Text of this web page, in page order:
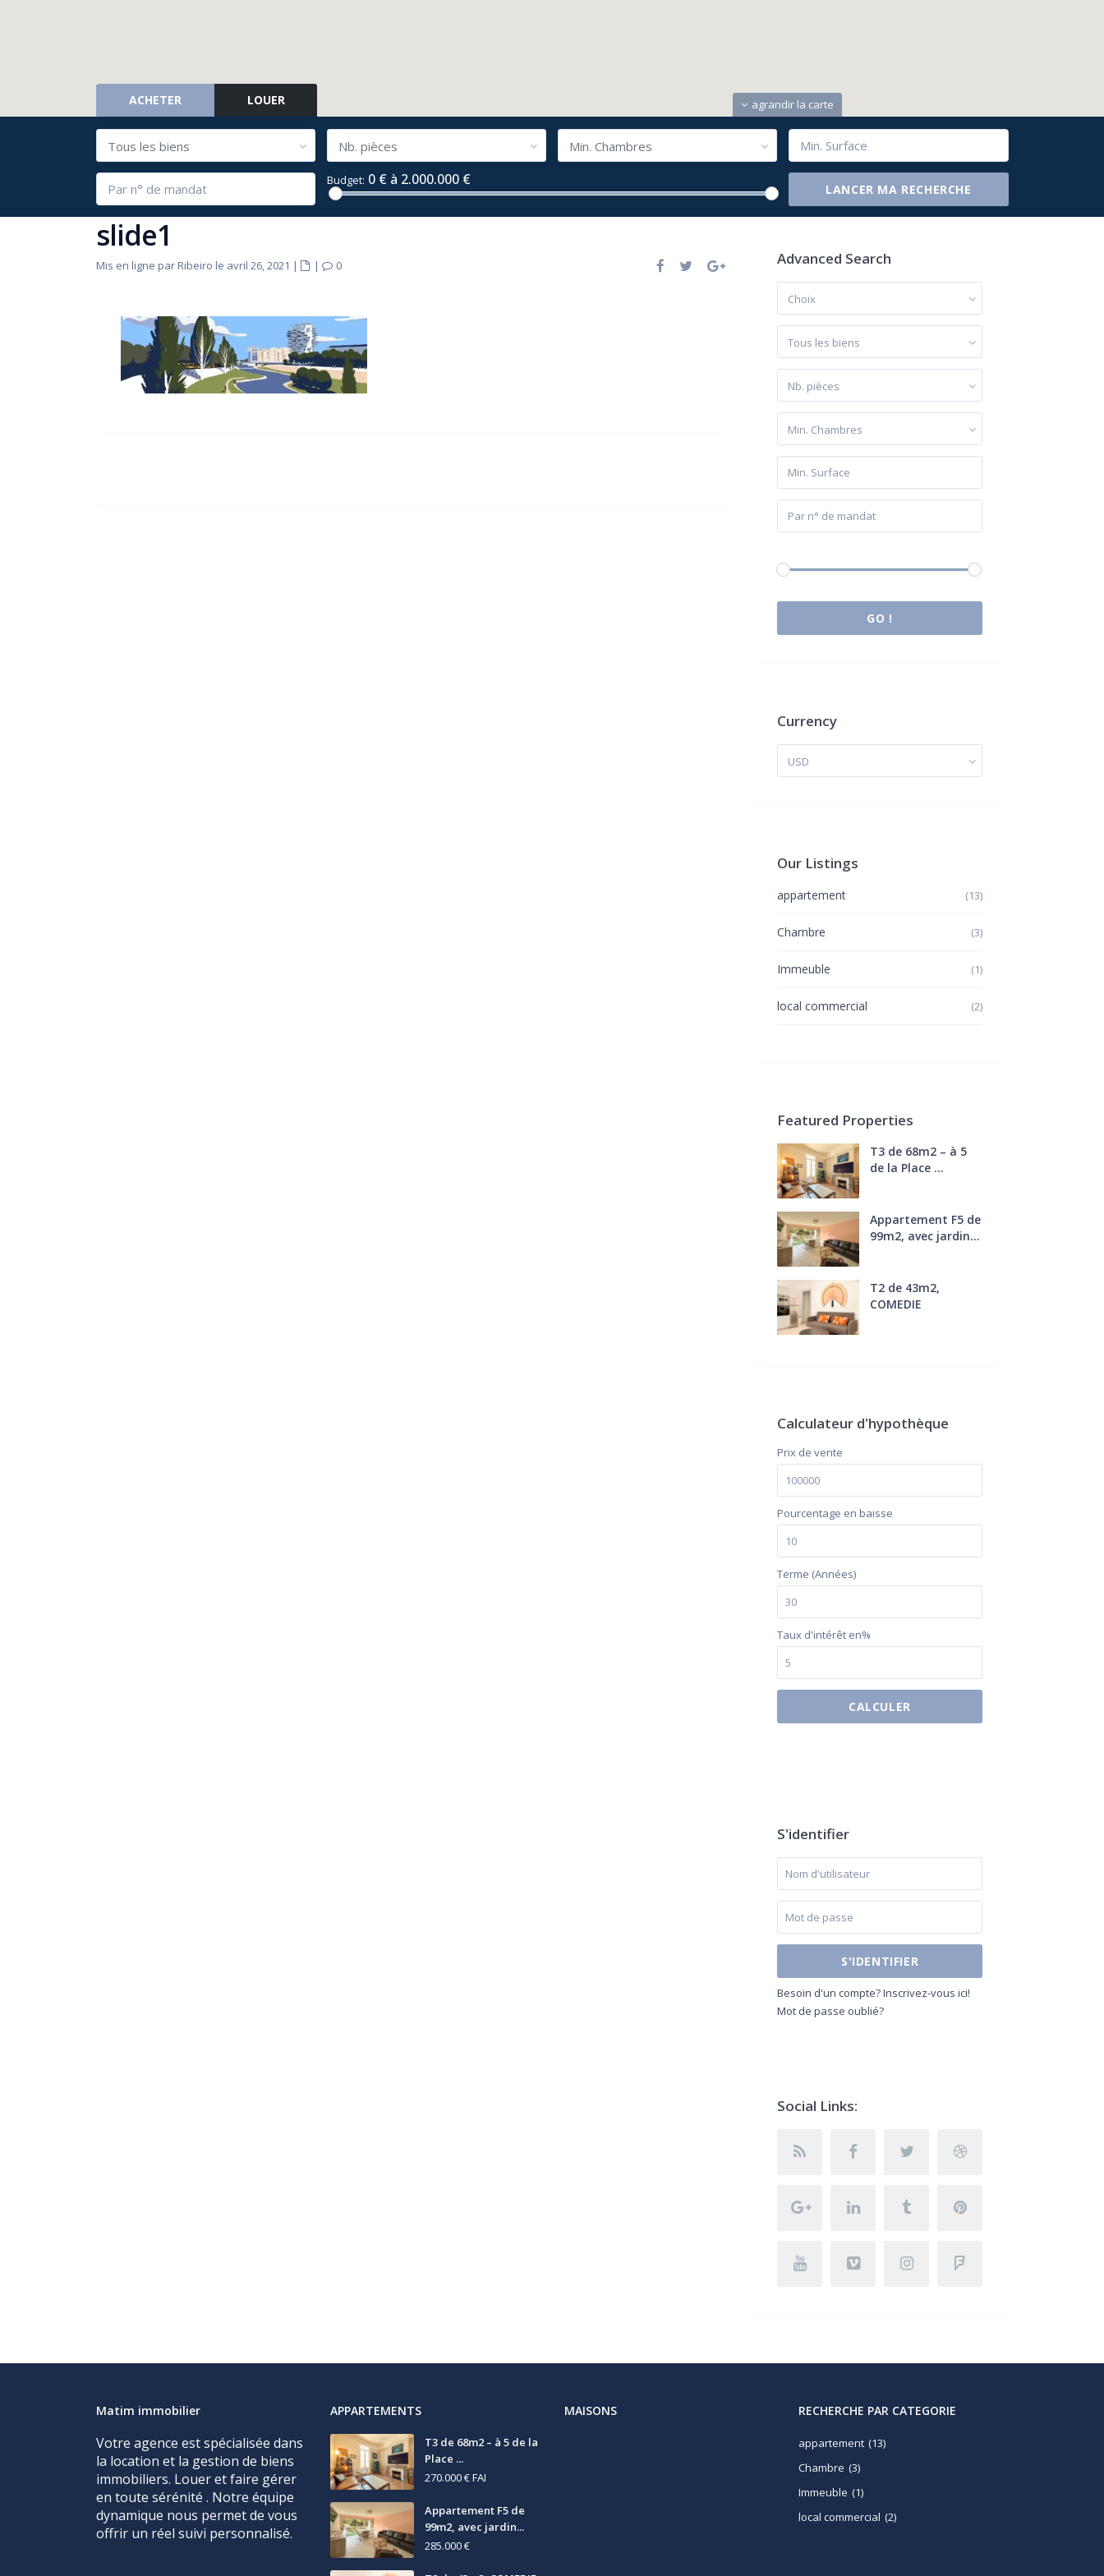
agrandir la carte
ACHETER LOUER
Tous les biens Nb. pièces Min. Chambres
Budget: 0 € à 2.000.000 €
slide1
Mis en ligne par Ribeiro le avril 26, 2021 | | 0 Advanced Search
Choix
Tous les biens
Nb. pièces
Min. Chambres
GO !
Currency
USD
Our Listings
appartement (13)
Chambre (3)
Immeuble (1)
local commercial (2)
Featured Properties
T3 de 68m2 – à 5
de la Place ...
Appartement F5 de
99m2, avec jardin...
T2 de 43m2,
COMEDIE
Calculateur d'hypothèque
Prix ​​de vente
Pourcentage en baisse
Terme (Années)
Taux d'intérêt en%
CALCULER
$500 / month
S'identifier
S'IDENTIFIER
Besoin d'un compte? Inscrivez-vous ici!
Mot de passe oublié?
Social Links:
Matim immobilier
Votre agence est spécialisée dans
la location et la gestion de biens
immobiliers. Louer et faire gérer
en toute sérénité . Notre équipe
dynamique nous permet de vous
offrir un réel suivi personnalisé.
APPARTEMENTS
T3 de 68m2 – à 5 de la
Place ...
270.000 €FAI
Appartement F5 de
99m2, avec jardin...
285.000 €
MAISONS RECHERCHE PAR CATEGORIE
appartement (13)
Chambre (3)
Immeuble (1)
local commercial (2)